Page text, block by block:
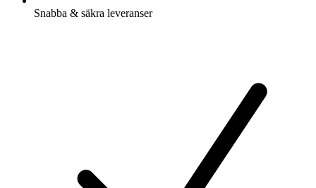
Snabba & säkra leveranser